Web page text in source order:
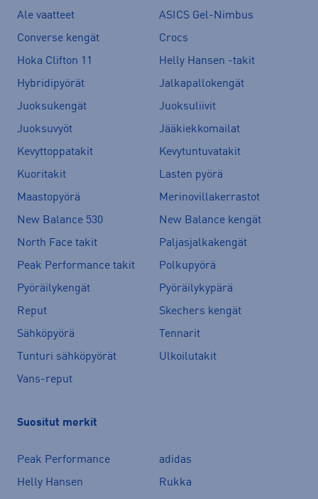
Ale vaatteet
ASICS Gel-Nimbus
Converse kengät
Crocs
Hoka Clifton 11
Helly Hansen -takit
Hybridipyörät
Jalkapallokengät
Juoksukengät
Juoksuliivit
Juoksuvyöt
Jääkiekkomailat
Kevyttoppatakit
Kevytuntuvatakit
Kuoritakit
Lasten pyörä
Maastopyörä
Merinovillakerrastot
New Balance 530
New Balance kengät
North Face takit
Paljasjalkakengät
Peak Performance takit
Polkupyörä
Pyöräilykengät
Pyöräilykypärä
Reput
Skechers kengät
Sähköpyörä
Tennarit
Tunturi sähköpyörät
Ulkoilutakit
Vans-reput
Suositut merkit
Peak Performance
adidas
Helly Hansen
Rukka